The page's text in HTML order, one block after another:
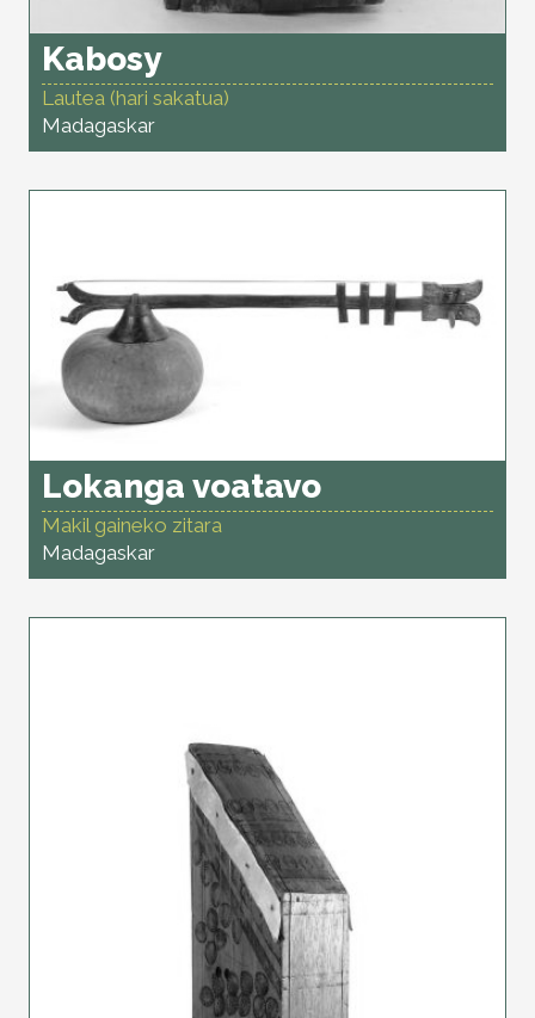
Kabosy
Lautea (hari sakatua)
Madagaskar
Lokanga voatavo
Makil gaineko zitara
Madagaskar